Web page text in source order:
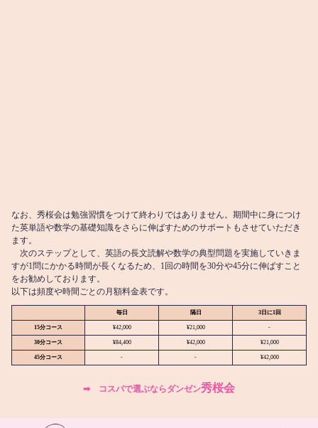
なお、秀桜会は勉強習慣をつけて終わりではありません。期間中に身につけ
た英単語や数学の基礎知識をさらに伸ばすためのサポートもさせていただき
ます。
次のステップとして、英語の長文読解や数学の典型問題を実施していきま
すが1問にかかる時間が長くなるため、1回の時間を30分や45分に伸ばすこと
をお勧めしております。
以下は頻度や時間ごとの月額料金表です。
毎日 隔日 3日に1回
15分コース ¥42,000 ¥21,000 -
30分コース ¥84,400 ¥42,000 ¥21,000
45分コース - - ¥42,000
➡︎ コスパで選ぶならダンゼン秀桜会